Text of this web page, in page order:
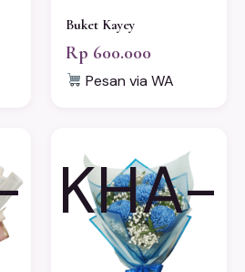
Buket Kayey
Rp 600.000
Pesan via WA
KHA-